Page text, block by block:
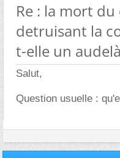
Re : la mort du
detruisant la
t-elle un
Salut,
Question usuelle :